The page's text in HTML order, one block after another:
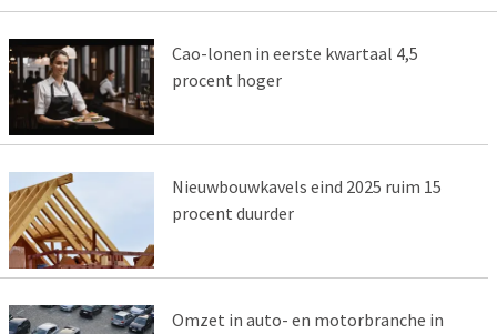
Cao-lonen in eerste kwartaal 4,5
procent hoger
Nieuwbouwkavels eind 2025 ruim 15
procent duurder
Omzet in auto- en motorbranche in